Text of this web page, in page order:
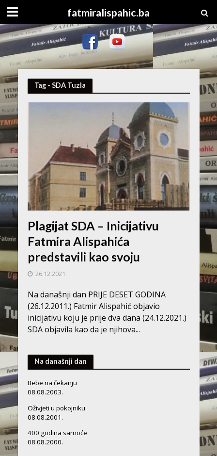
fatmiralispahic.ba
Tag - SDA Tuzla
Plagijat SDA – Inicijativu
Fatmira Alispahića
predstavili kao svoju
26.12.2021.
Na današnji dan PRIJE DESET GODINA
(26.12.2011.) Fatmir Alispahić objavio
inicijativu koju je prije dva dana (24.12.2021.)
SDA objavila kao da je njihova...
Na današnji dan
Bebe na čekanju
08.08.2003.
Oživjeti u pokojniku
08.08.2001.
400 godina samoće
08.08.2000.